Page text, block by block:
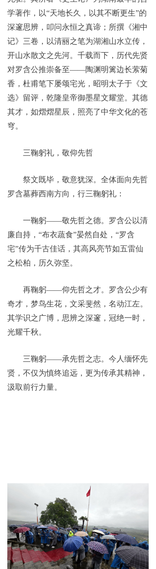
学著作，以“天地长久，以其不断更生”的
深邃思辨，叩问永恒之真谛；所撰《湘中
记》三卷，以清丽之笔为湖湘山水立传，
开山水散文之先河。千载而下，历代先贤
对罗含公推崇备至——陶渊明篱边长萦菊
香，杜甫笔下屡颂宅光，昭明太子于《文
选》留评，乾隆皇帝御墨星文耀堂。其德
其才，如熠熠星辰，照亮了中华文化的苍
穹。
三鞠躬礼，敬仰先哲
祭文既毕，敬意犹深。全体面向先哲
罗含墓葬西南方向，行三鞠躬礼：
一鞠躬——敬先哲之德。罗含公以清
廉自持，“布衣蔬食”晏然自处，“罗含
宅”传为千古佳话，其高风亮节如五雷仙
之松柏，历久弥坚。
再鞠躬——仰先哲之才。罗含公少有
奇才，梦鸟生花，文采斐然，名动江左。
其学识之广博，思辨之深邃，冠绝一时，
光耀千秋。
三鞠躬——承先哲之志。今人缅怀先
贤，不仅为慎终追远，更为传承其精神，
汲取前行力量。